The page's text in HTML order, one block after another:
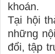
khoán.
Tại hội
những
đổi, tập